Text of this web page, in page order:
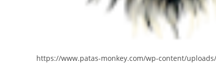
https://www.patas-monkey.com/wp-content/